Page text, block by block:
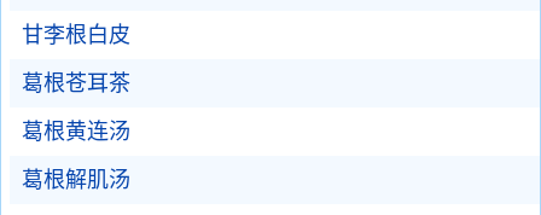
甘李根白皮
葛根苍耳茶
葛根黄连汤
葛根解肌汤